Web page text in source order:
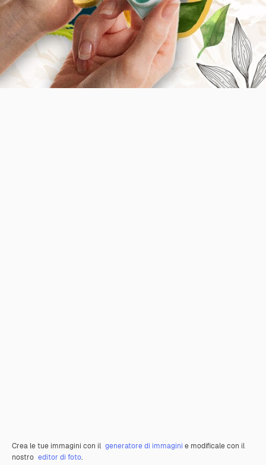
Crea le tue immagini con il generatore di immagini e modificale con il
nostro editor di foto.